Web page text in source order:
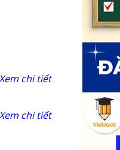
chi tiết
chi tiết